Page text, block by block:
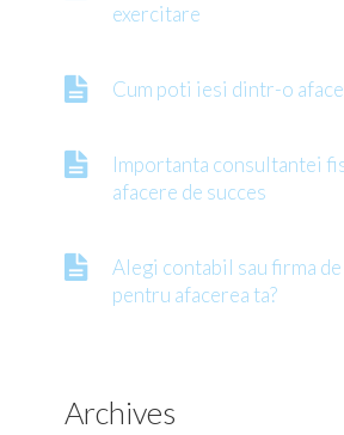
exercitare
Cum poti iesi dintr-o
Importanta consultantei
afacere de succes
Alegi contabil sau firma
pentru afacerea ta?
Archives